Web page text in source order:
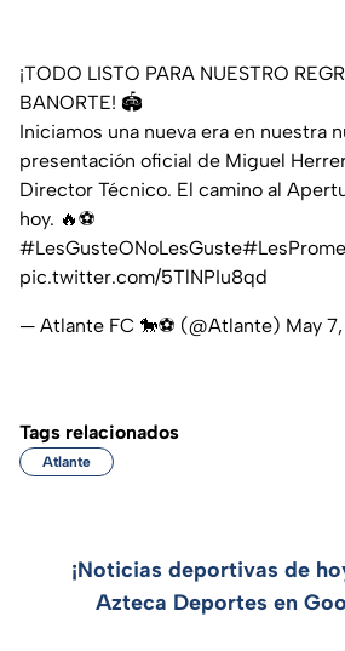
¡TODO LISTO PARA NUESTRO
BANORTE! 🏟️
Iniciamos una nueva era en nuestra
presentación oficial de Miguel
Director Técnico. El camino al
hoy. 🔥⚽
#LesGusteONoLesGuste
pic.twitter.com/5TlNPIu8qd
— Atlante FC 🐎⚽️ (@Atlante) May
Tags relacionados
Atlante
¡Noticias deportivas de
Azteca Deportes en